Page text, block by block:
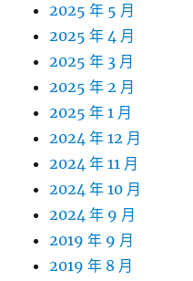
2025 年 5 月
2025 年 4 月
2025 年 3 月
2025 年 2 月
2025 年 1 月
2024 年 12 月
2024 年 11 月
2024 年 10 月
2024 年 9 月
2019 年 9 月
2019 年 8 月